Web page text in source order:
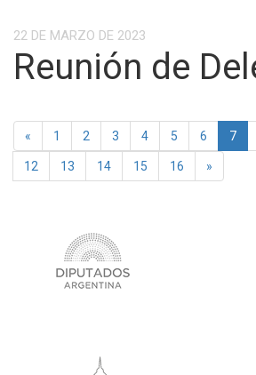
22 DE MARZO DE 2023
Reunión de
« Previous
1 2 3 4 5 6 7
12 13 14 15 16 »